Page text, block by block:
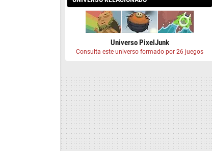
Universo PixelJunk
Consulta este universo formado por 26 juegos